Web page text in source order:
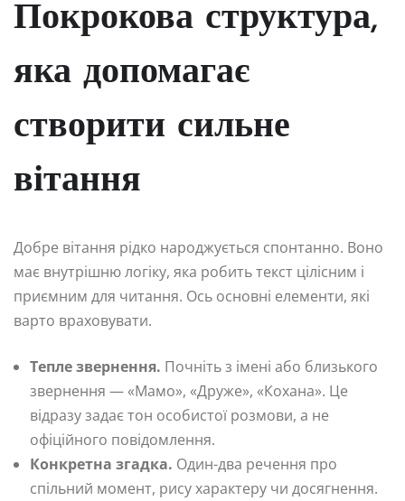
Покрокова структура,
яка допомагає
створити сильне
вітання
Добре вітання рідко народжується спонтанно. Воно
має внутрішню логіку, яка робить текст цілісним і
приємним для читання. Ось основні елементи, які
варто враховувати.
Тепле звернення. Почніть з імені або близького
звернення — «Мамо», «Друже», «Кохана». Це
відразу задає тон особистої розмови, а не
офіційного повідомлення.
Конкретна згадка. Один-два речення про
спільний момент, рису характеру чи досягнення.